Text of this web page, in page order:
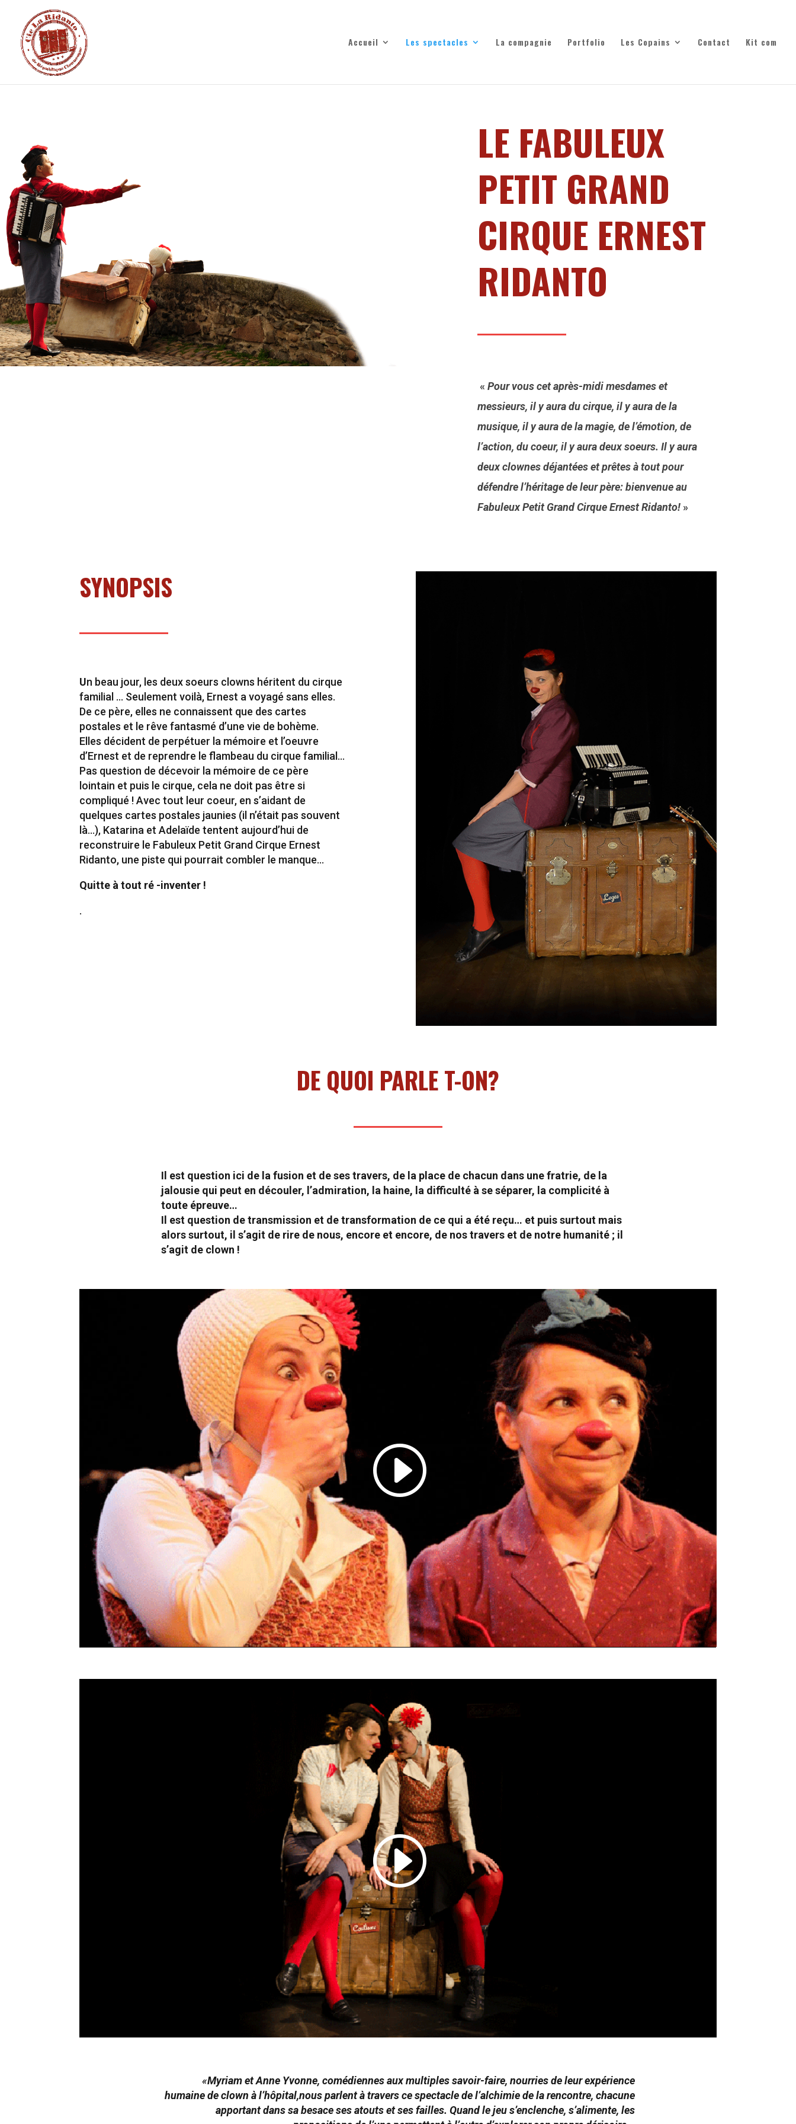
Accueil Les spectacles La compagnie Portfolio Les Copains Contact Kit com
LE FABULEUX
PETIT GRAND
CIRQUE ERNEST
RIDANTO
«Pour vous cet après-midi mesdames et
messieurs, il y aura du cirque, il y aura de la
musique, il y aura de la magie, de l’émotion, de
l’action, du coeur, il y aura deux soeurs. Il y aura
deux clownes déjantées et prêtes à tout pour
défendre l’héritage de leur père: bienvenue au
Fabuleux Petit Grand Cirque Ernest Ridanto! »
SYNOPSIS
Un beau jour, les deux soeurs clowns héritent du cirque
familial … Seulement voilà, Ernest a voyagé sans elles.
De ce père, elles ne connaissent que des cartes
postales et le rêve fantasmé d’une vie de bohème.
Elles décident de perpétuer la mémoire et l’oeuvre
d’Ernest et de reprendre le flambeau du cirque familial…
Pas question de décevoir la mémoire de ce père
lointain et puis le cirque, cela ne doit pas être si
compliqué ! Avec tout leur coeur, en s’aidant de
quelques cartes postales jaunies (il n’était pas souvent
là…), Katarina et Adelaïde tentent aujourd’hui de
reconstruire le Fabuleux Petit Grand Cirque Ernest
Ridanto, une piste qui pourrait combler le manque…
Quitte à tout ré -inventer !
.
DE QUOI PARLE T-ON?
Il est question ici de la fusion et de ses travers, de la place de chacun dans une fratrie, de la
jalousie qui peut en découler, l’admiration, la haine, la difficulté à se séparer, la complicité à
toute épreuve…
Il est question de transmission et de transformation de ce qui a été reçu… et puis surtout mais
alors surtout, il s’agit de rire de nous, encore et encore, de nos travers et de notre humanité ; il
s’agit de clown !
«Myriam et Anne Yvonne, comédiennes aux multiples savoir-faire, nourries de leur expérience
humaine de clown à l’hôpital,nous parlent à travers ce spectacle de l’alchimie de la rencontre, chacune
apportant dans sa besace ses atouts et ses failles. Quand le jeu s’enclenche, s’alimente, les